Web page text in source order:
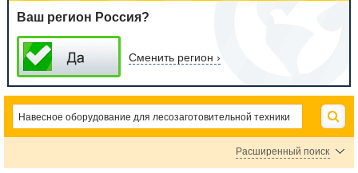
Ваш регион Россия?
Сменить регион ›
Расширенный поиск